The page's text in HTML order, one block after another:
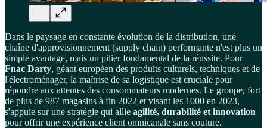
Dans le paysage en constante évolution de la distribution, une
chaîne d'approvisionnement (supply chain) performante n'est plus un
simple avantage, mais un pilier fondamental de la réussite. Pour
Fnac Darty, géant européen des produits culturels, techniques et de
l'électroménager, la maîtrise de sa logistique est cruciale pour
répondre aux attentes des consommateurs modernes. Le groupe, fort
de plus de 987 magasins à fin 2022 et visant les 1000 en 2023,
s'appuie sur une stratégie qui allie agilité, durabilité et innovation
pour offrir une expérience client omnicanale sans couture.